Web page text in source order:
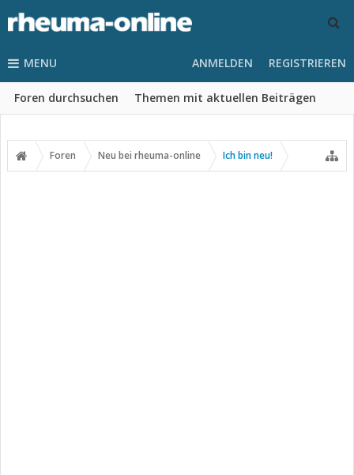
MENU
Foren durchsuchen Themen mit aktuellen Beiträgen
ANMELDEN REGISTRIEREN
Foren Neu bei rheuma-online Ich bin neu!